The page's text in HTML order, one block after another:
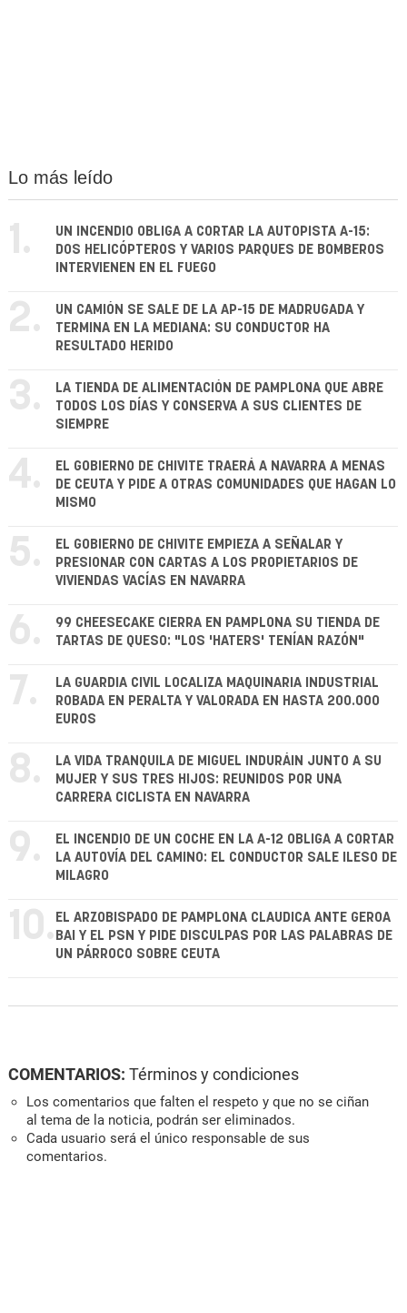
Lo más leído
1.
UN INCENDIO OBLIGA A CORTAR LA AUTOPISTA A-15:
DOS HELICÓPTEROS Y VARIOS PARQUES DE BOMBEROS
INTERVIENEN EN EL FUEGO
2.
UN CAMIÓN SE SALE DE LA AP-15 DE MADRUGADA Y
TERMINA EN LA MEDIANA: SU CONDUCTOR HA
RESULTADO HERIDO
3.
LA TIENDA DE ALIMENTACIÓN DE PAMPLONA QUE ABRE
TODOS LOS DÍAS Y CONSERVA A SUS CLIENTES DE
SIEMPRE
4.
EL GOBIERNO DE CHIVITE TRAERÁ A NAVARRA A MENAS
DE CEUTA Y PIDE A OTRAS COMUNIDADES QUE HAGAN LO
MISMO
5.
EL GOBIERNO DE CHIVITE EMPIEZA A SEÑALAR Y
PRESIONAR CON CARTAS A LOS PROPIETARIOS DE
VIVIENDAS VACÍAS EN NAVARRA
6.
99 CHEESECAKE CIERRA EN PAMPLONA SU TIENDA DE
TARTAS DE QUESO: "LOS 'HATERS' TENÍAN RAZÓN"
7.
LA GUARDIA CIVIL LOCALIZA MAQUINARIA INDUSTRIAL
ROBADA EN PERALTA Y VALORADA EN HASTA 200.000
EUROS
8.
LA VIDA TRANQUILA DE MIGUEL INDURÁIN JUNTO A SU
MUJER Y SUS TRES HIJOS: REUNIDOS POR UNA
CARRERA CICLISTA EN NAVARRA
9.
EL INCENDIO DE UN COCHE EN LA A-12 OBLIGA A CORTAR
LA AUTOVÍA DEL CAMINO: EL CONDUCTOR SALE ILESO DE
MILAGRO
10. EL ARZOBISPADO DE PAMPLONA CLAUDICA ANTE GEROA
BAI Y EL PSN Y PIDE DISCULPAS POR LAS PALABRAS DE
UN PÁRROCO SOBRE CEUTA
COMENTARIOS: Términos y condiciones
Los comentarios que falten el respeto y que no se ciñan
al tema de la noticia, podrán ser eliminados.
Cada usuario será el único responsable de sus
comentarios.